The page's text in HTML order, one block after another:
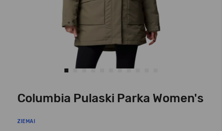
Columbia Pulaski Parka Women's
ZIEMAI